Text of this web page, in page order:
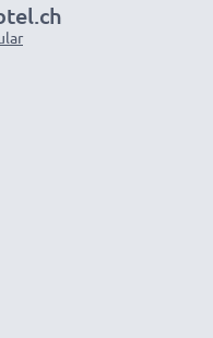
und machen Sie